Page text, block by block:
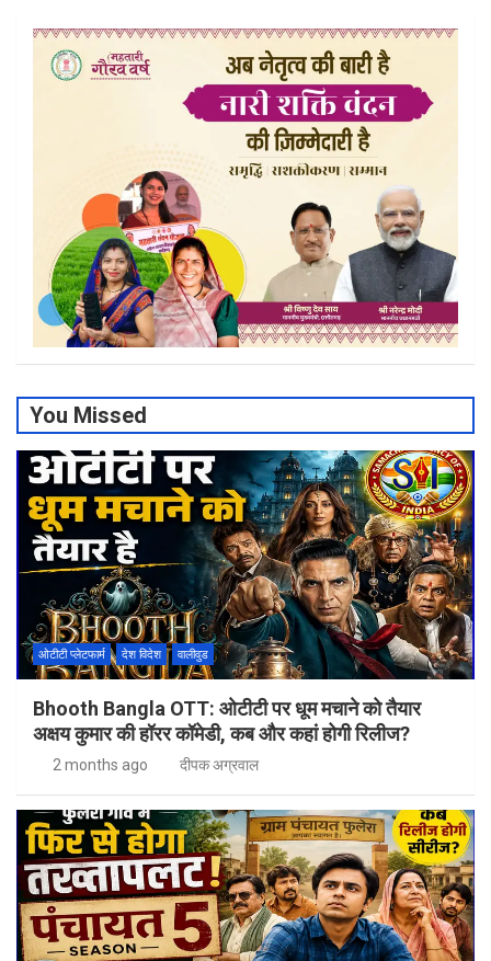
You Missed
ओटीटी प्लेटफार्म देश विदेश वालीवुड
Bhooth Bangla OTT: ओटीटी पर धूम मचाने को तैयार
अक्षय कुमार की हॉरर कॉमेडी, कब और कहां होगी रिलीज?
2 months ago दीपक अग्रवाल